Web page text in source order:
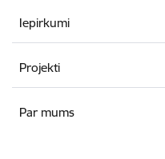
Iepirkumi
Projekti
Par mums